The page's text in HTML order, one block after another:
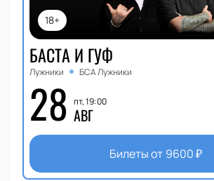
18+
БАСТА И ГУФ
Лужники БСА Лужники
28 пт, 19:00
АВГ
Билеты от 9600₽